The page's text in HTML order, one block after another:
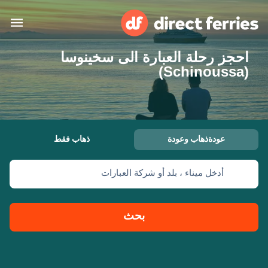
البلدان
تذاكر العبّارة
العبارات
احجز رحلة العبارة الى سخينوسا
(Schinoussa)
عودةذهاب وعودة ذهاب فقط
أدخل ميناء ، بلد أو شركة العبارات
بحث